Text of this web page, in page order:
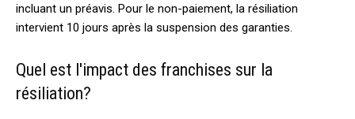
incluant un préavis. Pour le non-paiement, la résiliation
intervient 10 jours après la suspension des garanties.
Quel est l'impact des franchises sur la
résiliation?